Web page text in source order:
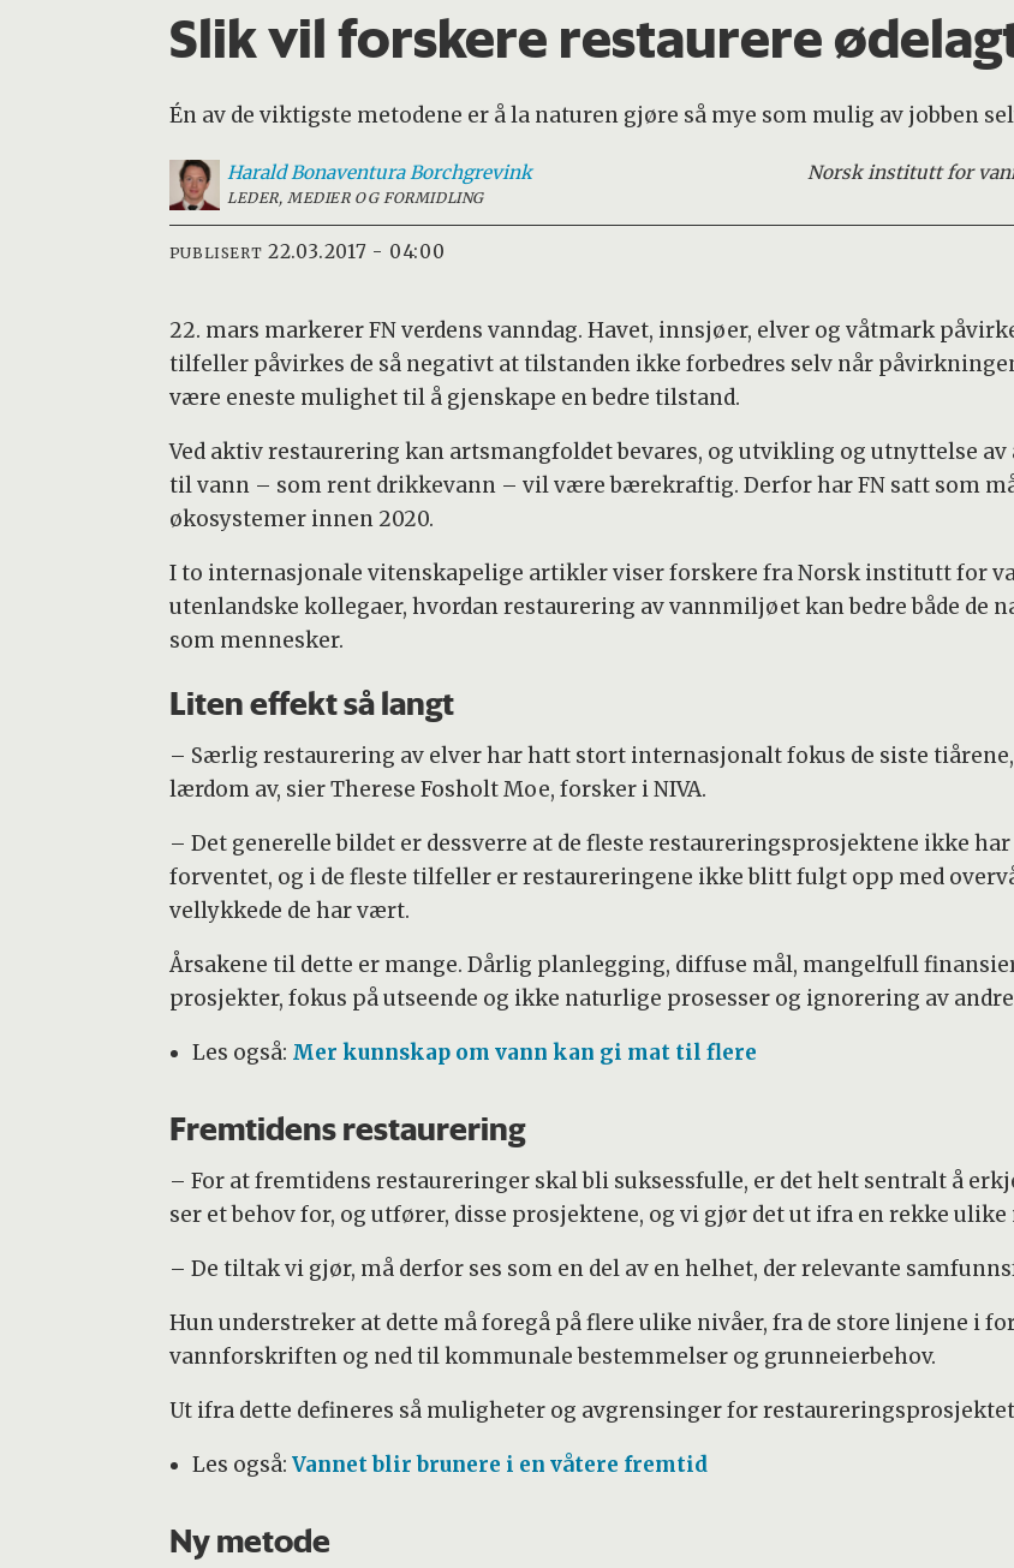
Slik vil forskere restaurere
Én av de viktigste metodene er å la naturen gjøre så mye som mulig av jobben
Harald Bonaventura Borchgrevink
LEDER, MEDIER OG FORMIDLING
Norsk institutt for
PUBLISERT 22.03.2017 - 04:00
22. mars markerer FN verdens vanndag. Havet, innsjøer, elver og våtmark
tilfeller påvirkes de så negativt at tilstanden ikke forbedres selv når
være eneste mulighet til å gjenskape en bedre tilstand.
Ved aktiv restaurering kan artsmangfoldet bevares, og utvikling og utnyttelse
til vann – som rent drikkevann – vil være bærekraftig. Derfor har FN satt som
økosystemer innen 2020.
I to internasjonale vitenskapelige artikler viser forskere fra Norsk institutt for
utenlandske kollegaer, hvordan restaurering av vannmiljøet kan bedre både de
som mennesker.
Liten effekt så langt
– Særlig restaurering av elver har hatt stort internasjonalt fokus de siste
lærdom av, sier Therese Fosholt Moe, forsker i NIVA.
– Det generelle bildet er dessverre at de fleste restaureringsprosjektene ikke
forventet, og i de fleste tilfeller er restaureringene ikke blitt fulgt opp med
vellykkede de har vært.
Årsakene til dette er mange. Dårlig planlegging, diffuse mål, mangelfull
prosjekter, fokus på utseende og ikke naturlige prosesser og ignorering av
Les også: Mer kunnskap om vann kan gi mat til flere
Fremtidens restaurering
– For at fremtidens restaureringer skal bli suksessfulle, er det helt sentralt å
ser et behov for, og utfører, disse prosjektene, og vi gjør det ut ifra en rekke
– De tiltak vi gjør, må derfor ses som en del av en helhet, der relevante
Hun understreker at dette må foregå på flere ulike nivåer, fra de store linjene i
vannforskriften og ned til kommunale bestemmelser og grunneierbehov.
Ut ifra dette defineres så muligheter og avgrensinger for
Les også: Vannet blir brunere i en våtere fremtid
Ny metode